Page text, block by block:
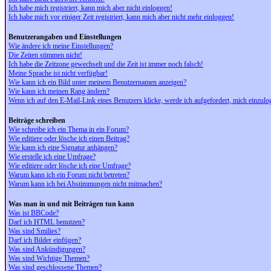
Ich habe mich registriert, kann mich aber nicht einloggen!
Ich habe mich vor einiger Zeit registriert, kann mich aber nicht mehr einloggen!
Benutzerangaben und Einstellungen
Wie ändere ich meine Einstellungen?
Die Zeiten stimmen nicht!
Ich habe die Zeitzone gewechselt und die Zeit ist immer noch falsch!
Meine Sprache ist nicht verfügbar!
Wie kann ich ein Bild unter meinem Benutzernamen anzeigen?
Wie kann ich meinen Rang ändern?
Wenn ich auf den E-Mail-Link eines Benutzers klicke, werde ich aufgefordert, mich
Beiträge schreiben
Wie schreibe ich ein Thema in ein Forum?
Wie editiere oder lösche ich einen Beitrag?
Wie kann ich eine Signatur anhängen?
Wie erstelle ich eine Umfrage?
Wie editiere oder lösche ich eine Umfrage?
Warum kann ich ein Forum nicht betreten?
Warum kann ich bei Abstimmungen nicht mitmachen?
Was man in und mit Beiträgen tun kann
Was ist BBCode?
Darf ich HTML benutzen?
Was sind Smilies?
Darf ich Bilder einfügen?
Was sind Ankündigungen?
Was sind Wichtige Themen?
Was sind geschlossene Themen?